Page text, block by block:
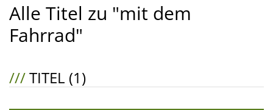
Alle Titel zu "mit dem
Fahrrad"
///TITEL (1)